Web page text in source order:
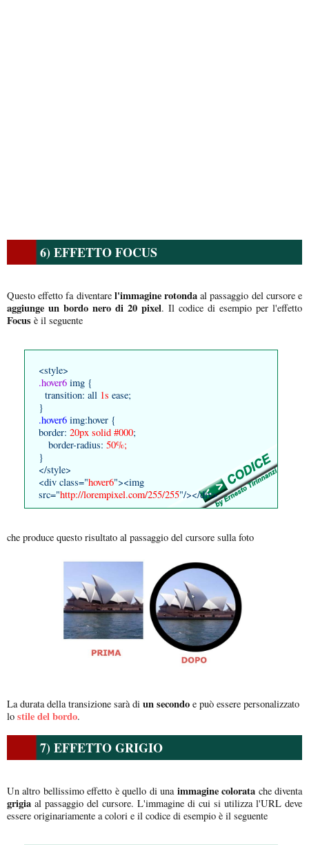
6) EFFETTO FOCUS
Questo effetto fa diventare l'immagine rotonda al passaggio del cursore e
aggiunge un bordo nero di 20 pixel. Il codice di esempio per l'effetto
Focus è il seguente
<style>
.hover6 img {
transition: all 1s ease;
}
.hover6 img:hover {
border: 20px solid #000;
border-radius: 50%;
}
</style>
<div class="hover6"><img
src="http://lorempixel.com/255/255"/></div>
che produce questo risultato al passaggio del cursore sulla foto
La durata della transizione sarà di un secondo e può essere personalizzato
lo stile del bordo.
7) EFFETTO GRIGIO
Un altro bellissimo effetto è quello di una immagine colorata che diventa
grigia al passaggio del cursore. L'immagine di cui si utilizza l'URL deve
essere originariamente a colori e il codice di esempio è il seguente